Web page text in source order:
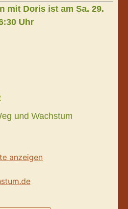
mit Doris ist am Sa. 29.
Uhr
und Wachstum
anzeigen